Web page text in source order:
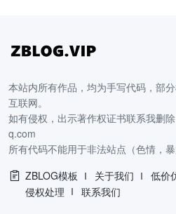
本站内所有作品，均为手写代码，部
互联网。
如有侵权，出示著作权证书联系我删
q.com
所有代码不能用于非法站点（色情，暴
ZBLOG模板
关于我们 低价
侵权处理
联系我们